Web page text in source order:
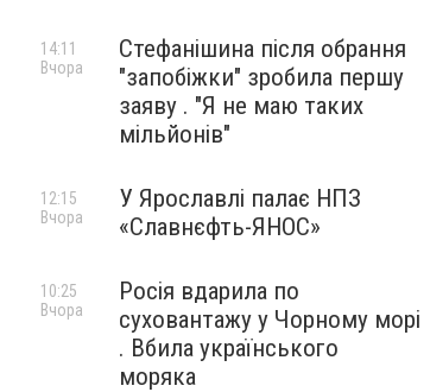
Стефанішина після обрання
"запобіжки" зробила першу
заяву . "Я не маю таких
мільйонів"
14:11
Вчора
У Ярославлі палає НПЗ
«Славнєфть-ЯНОС»
12:15
Вчора
Росія вдарила по
суховантажу у Чорному морі
. Вбила українського
моряка
10:25
Вчора